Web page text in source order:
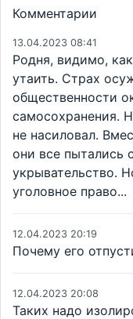
Комментарии
13.04.2023 08:41
Родня, видимо,
утаить. Страх
общественности
самосохранения.
не насиловал.
они все пытались
укрывательство.
уголовное право...
12.04.2023 20:19
Почему его
12.04.2023 20:08
Таких надо